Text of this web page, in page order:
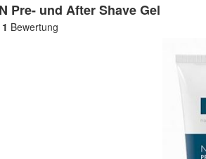
Pre- und After Shave Gel
1 Bewertung